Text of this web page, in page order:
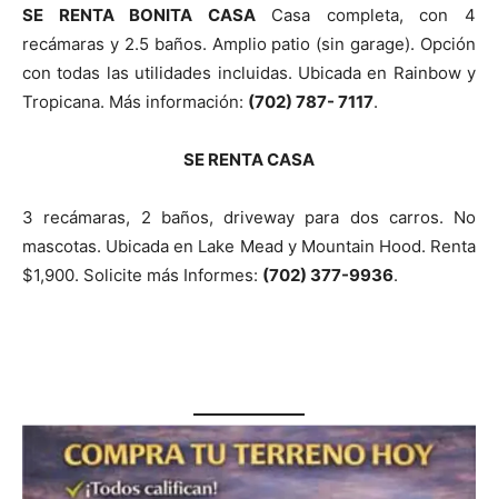
SE RENTA BONITA CASACasa completa, con 4
recámaras y 2.5 baños. Amplio patio (sin garage). Opción
con todas las utilidades incluidas. Ubicada en Rainbow y
Tropicana. Más información: (702) 787- 7117.
SE RENTA CASA
3 recámaras, 2 baños, driveway para dos carros. No
mascotas. Ubicada en Lake Mead y Mountain Hood. Renta
$1,900. Solicite más Informes: (702) 377-9936.